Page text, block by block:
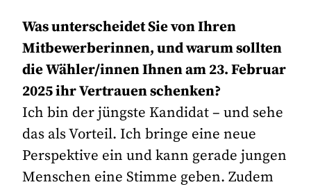
Was unterscheidet Sie von Ihren
Mitbewerberinnen, und warum sollten
die Wähler/innen Ihnen am 23. Februar
2025 ihr Vertrauen schenken?
Ich bin der jüngste Kandidat – und sehe
das als Vorteil. Ich bringe eine neue
Perspektive ein und kann gerade jungen
Menschen eine Stimme geben. Zudem